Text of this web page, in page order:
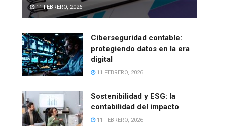
11 FEBRERO, 2026
Ciberseguridad contable:
protegiendo datos en la era
digital
11 FEBRERO, 2026
Sostenibilidad y ESG: la
contabilidad del impacto
11 FEBRERO, 2026